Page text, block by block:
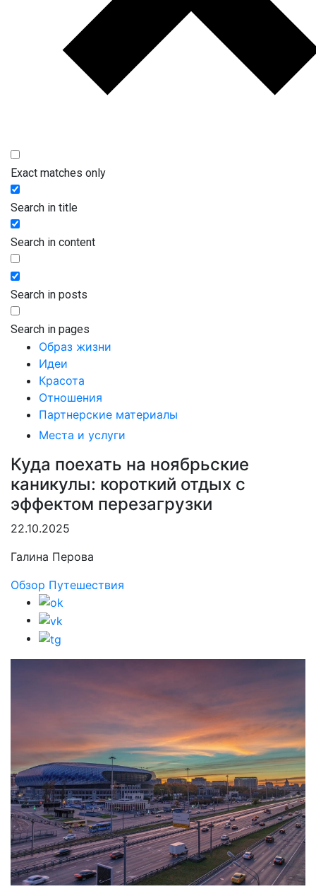
Exact matches only
Search in title
Search in content
Search in posts
Search in pages
Образ жизни
Идеи
Красота
Отношения
Партнерские материалы
Места и услуги
Куда поехать на ноябрьские
каникулы: короткий отдых с
эффектом перезагрузки
22.10.2025
Галина Перова
Обзор Путешествия